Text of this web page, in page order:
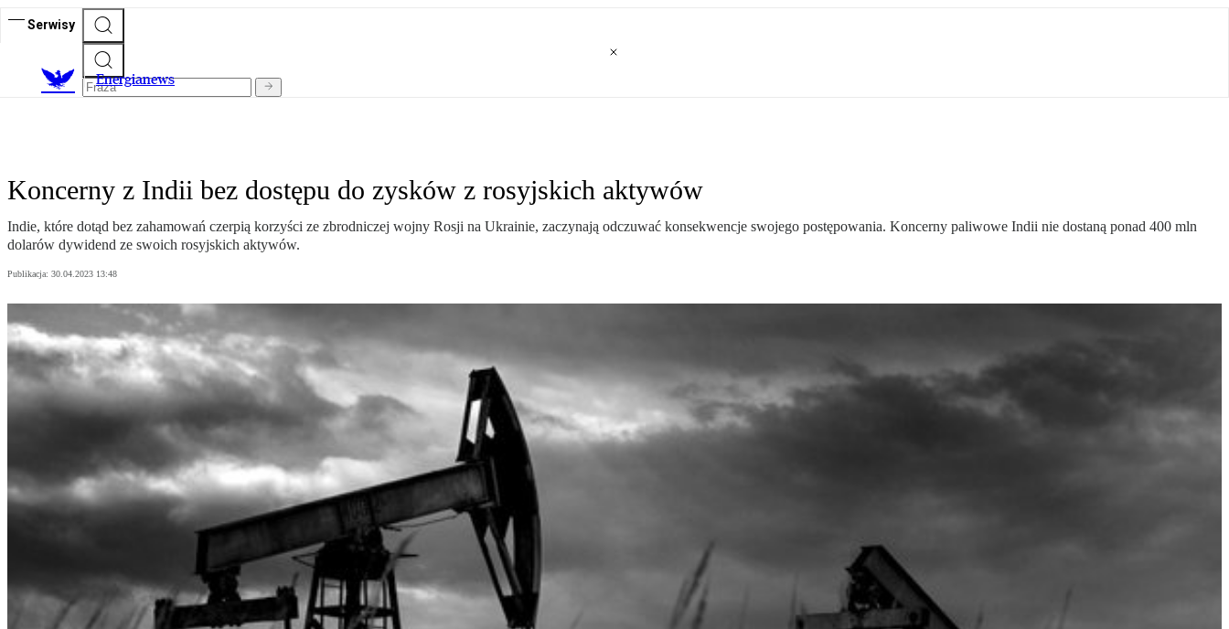
Serwisy
Energianews
Koncerny z Indii bez dostępu do zysków z rosyjskich aktywów
Indie, które dotąd bez zahamowań czerpią korzyści ze zbrodniczej wojny Rosji na Ukrainie, zaczynają odczuwać konsekwencje swojego postępowania. Koncerny paliwowe Indii nie dostaną ponad 400 mln
dolarów dywidend ze swoich rosyjskich aktywów.
Publikacja: 30.04.2023 13:48